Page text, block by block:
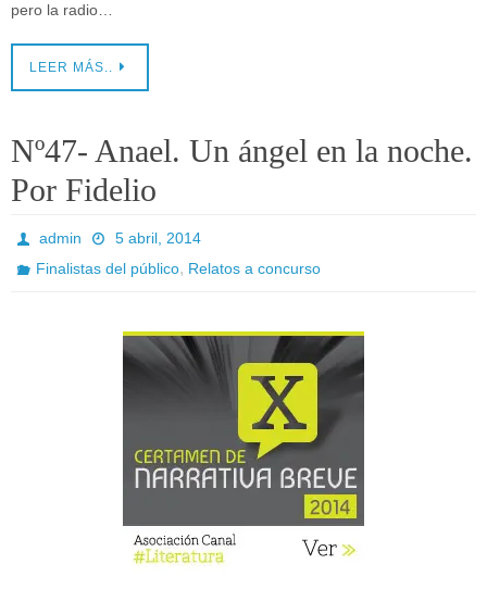
pero la radio…
LEER MÁS..
Nº47- Anael. Un ángel en la noche.
Por Fidelio
admin
5 abril, 2014
Finalistas del público, Relatos a concurso